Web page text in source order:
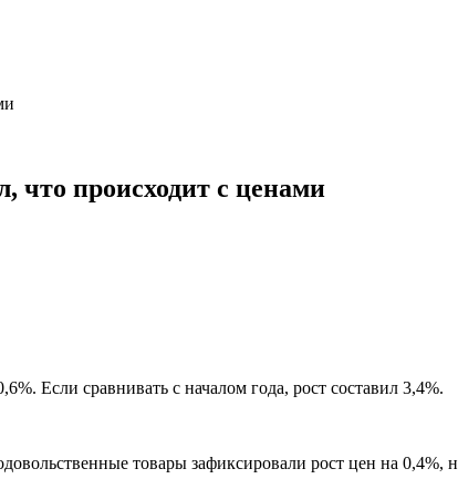
что происходит с ценами
Если сравнивать с началом года, рост составил 3,4%.
товары зафиксировали рост цен на 0,4%,